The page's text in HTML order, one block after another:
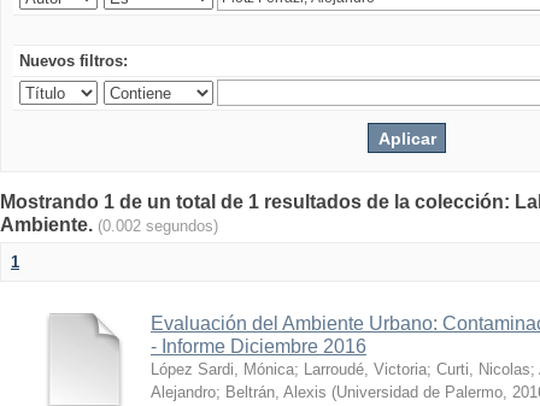
Nuevos filtros:
Mostrando 1 de un total de 1 resultados de la colección:
Ambiente. (0.002 segundos)
1
Evaluación del Ambiente Urbano:
- Informe Diciembre 2016
López Sardi, Mónica; Larroudé, Victoria; Curti, Nicolas;
Alejandro; Beltrán, Alexis (Universidad de Palermo,